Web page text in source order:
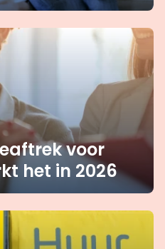
voor
het in 2026